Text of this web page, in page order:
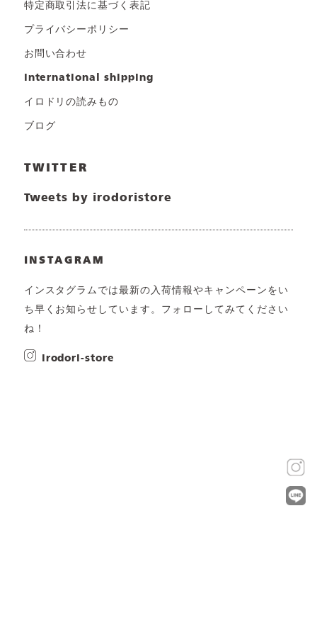
特定商取引法に基づく表記
プライバシーポリシー
お問い合わせ
international shipping
イロドリの読みもの
ブログ
TWITTER
Tweets by irodoristore
INSTAGRAM
インスタグラムでは最新の入荷情報やキャンペーンをい
ち早くお知らせしています。フォローしてみてください
ね！
irodori-store